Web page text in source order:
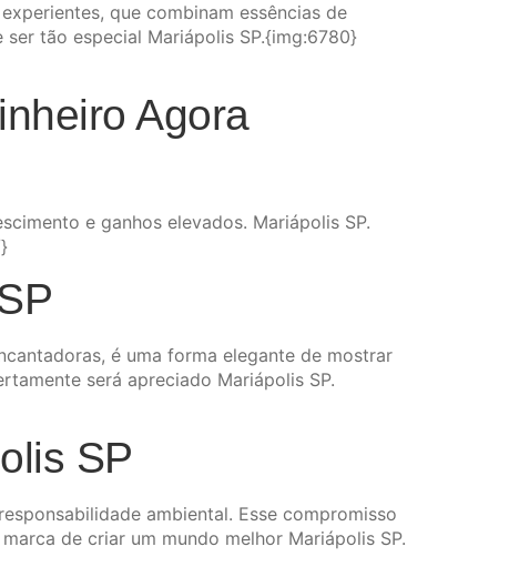
que combinam essências de
tão especial Mariápolis SP.{img:6780}
Agora
e ganhos elevados. Mariápolis SP.
é uma forma elegante de mostrar
será apreciado Mariápolis SP.
SP
ambiental. Esse compromisso
de criar um mundo melhor Mariápolis SP.